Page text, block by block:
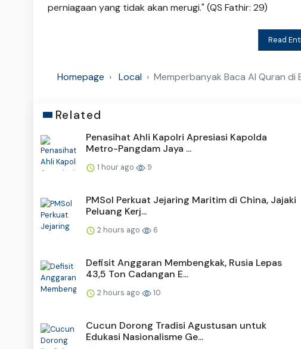
perniagaan yang tidak akan merugi." (QS Fathir: 29)
Read
Homepage Local Memperbanyak Baca Al Quran di
Related
Penasihat Ahli Kapolri Apresiasi Kapolda
Metro-Pangdam Jaya ...
1 hour ago 9
PMSol Perkuat Jejaring Maritim di China, Jajaki
Peluang Kerj...
2 hours ago 6
Defisit Anggaran Membengkak, Rusia Lepas
43,5 Ton Cadangan E...
2 hours ago 10
Cucun Dorong Tradisi Agustusan untuk
Edukasi Nasionalisme Ge...